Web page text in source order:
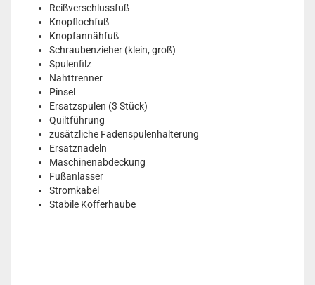
Reißverschlussfuß
Knopflochfuß
Knopfannähfuß
Schraubenzieher (klein, groß)
Spulenfilz
Nahttrenner
Pinsel
Ersatzspulen (3 Stück)
Quiltführung
zusätzliche Fadenspulenhalterung
Ersatznadeln
Maschinenabdeckung
Fußanlasser
Stromkabel
Stabile Kofferhaube